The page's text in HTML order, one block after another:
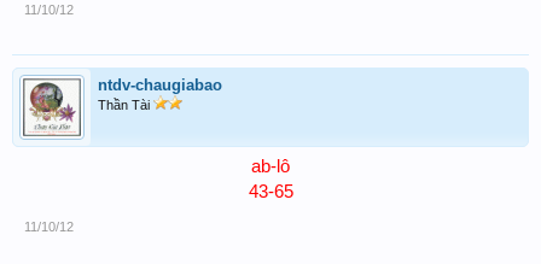
11/10/12
ntdv-chaugiabao
Thần Tài
ab-lô
43-65
11/10/12